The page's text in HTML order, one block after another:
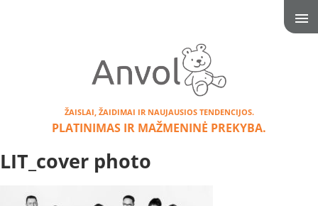
ŽAISLAI, ŽAIDIMAI IR NAUJAUSIOS TENDENCIJOS.
PLATINIMAS IR MAŽMENINĖ PREKYBA.
LIT_cover photo